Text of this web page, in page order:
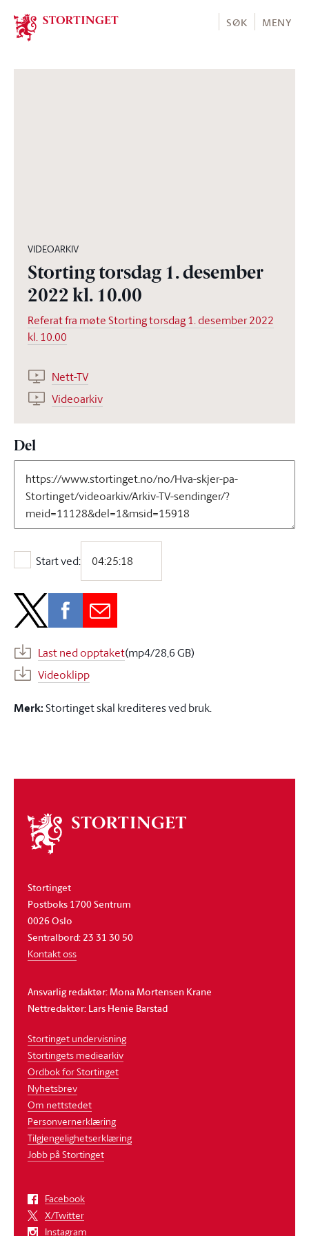
Stortinget.no
SØK MENY
VIDEOARKIV
Storting torsdag 1. desember
2022 kl. 10.00
Referat fra møte Storting torsdag 1. desember 2022
kl. 10.00
Nett-TV
Videoarkiv
Del
Start ved:
Start ved:
Last ned opptaket(mp4/28,6 GB)
Videoklipp
Merk:Stortinget skal krediteres ved bruk.
Om
stortinget
Stortinget
Postboks 1700 Sentrum
0026 Oslo
Sentralbord: 23 31 30 50
Kontakt oss
Ansvarlig redaktør: Mona Mortensen Krane
Nettredaktør: Lars Henie Barstad
Stortinget undervisning
Stortingets mediearkiv
Ordbok for Stortinget
Nyhetsbrev
Om nettstedet
Personvernerklæring
Tilgjengelighetserklæring
Jobb på Stortinget
Facebook
X/Twitter
Instagram